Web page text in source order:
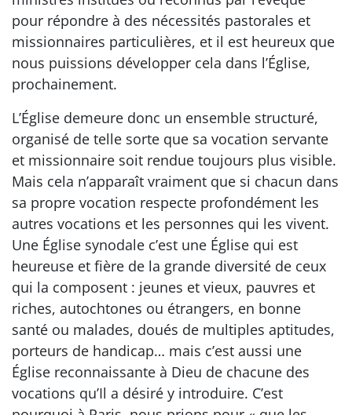
pour répondre à des nécessités pastorales et
missionnaires particulières, et il est heureux que
nous puissions développer cela dans l’Église,
prochainement.
L’Église demeure donc un ensemble structuré,
organisé de telle sorte que sa vocation servante
et missionnaire soit rendue toujours plus visible.
Mais cela n’apparaît vraiment que si chacun dans
sa propre vocation respecte profondément les
autres vocations et les personnes qui les vivent.
Une Église synodale c’est une Église qui est
heureuse et fière de la grande diversité de ceux
qui la composent : jeunes et vieux, pauvres et
riches, autochtones ou étrangers, en bonne
santé ou malades, doués de multiples aptitudes,
porteurs de handicap… mais c’est aussi une
Église reconnaissante à Dieu de chacune des
vocations qu’Il a désiré y introduire. C’est